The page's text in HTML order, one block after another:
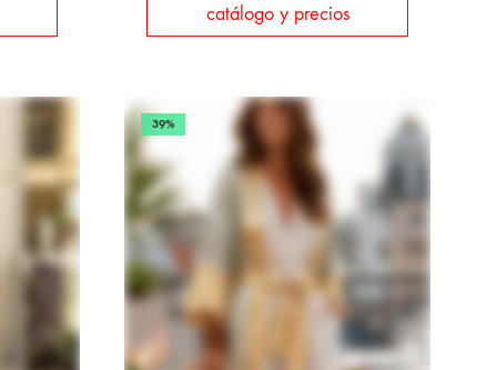
catálogo y precios
39%